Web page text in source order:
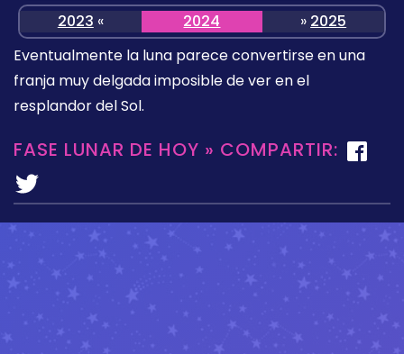
2023 « 2024 » 2025
Eventualmente la luna parece convertirse en una
franja muy delgada imposible de ver en el
resplandor del Sol.
FASE LUNAR DE HOY » COMPARTIR: